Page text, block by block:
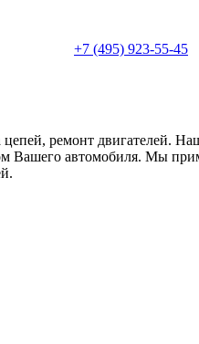
+7 (495) 923-55-45
ремонт двигателей.
Вашего автомобиля. Мы